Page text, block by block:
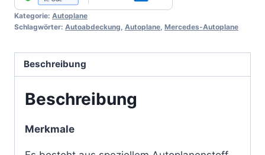
Menge
Kategorie: Autoplane
Schlagwörter: Autoabdeckung Autoplane Mercedes-Autoplane
Beschreibung
Beschreibung
Merkmale